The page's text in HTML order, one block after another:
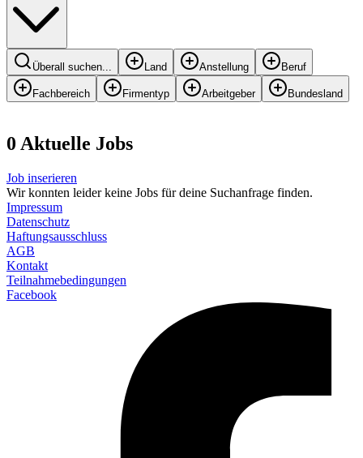
Überall suchen... Land Anstellung Beruf
Fachbereich Firmentyp Arbeitgeber Bundesland
0 Aktuelle Jobs
Job inserieren
Wir konnten leider keine Jobs für deine Suchanfrage finden.
Impressum
Datenschutz
Haftungsausschluss
AGB
Kontakt
Teilnahmebedingungen
Facebook